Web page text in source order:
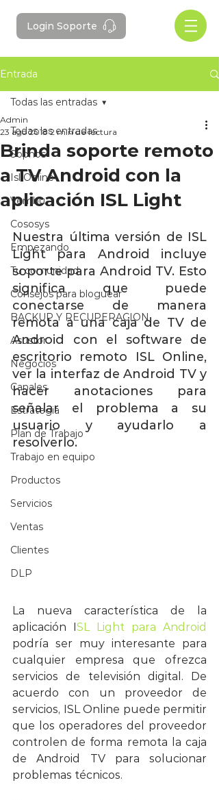
Login Soporte
Entrada
Todas las entradas
Sophos
Isl Online
Vembu
Cososys
Empezando
Tu comunidad
Consejos para bloguear
BACKUP Y RECUPERACION
Asustor
Negocios
Canales
Estrategia
Plan de Trabajo
Trabajo en equipo
Productos
Servicios
Ventas
Clientes
DLP
Todas las entradas
Brinda soporte remoto
a TV Android con la
aplicación ISL Light
Admin
23 ago 2018 2 min de lectura
Nuestra última versión de ISL
Light para Android incluye
soporte para Android TV. Esto
significa que puede
conectarse de manera
remota a una caja de TV de
Android con el software de
escritorio remoto ISL Online,
ver la interfaz de Android TV y
hacer anotaciones para
señalar el problema a su
usuario y ayudarlo a
resolverlo.
La nueva característica de la
aplicación ISL Light para Android
podría ser muy interesante para
cualquier empresa que ofrezca
servicios de televisión digital. De
acuerdo con un proveedor de
servicios, ISL Online puede permitir
que los operadores del proveedor
controlen de forma remota la caja
de Android TV para solucionar
problemas técnicos.